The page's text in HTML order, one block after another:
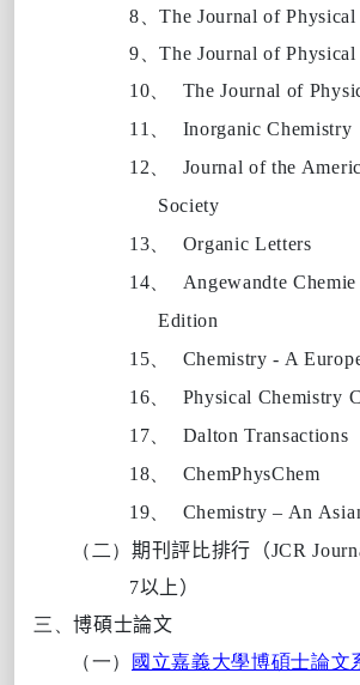
8、The Journal of
9、The Journal of
10、
The Journal of
11、
Inorganic Chemistry
12、
Journal of the
Society
13、
Organic Letters
14、
Angewandte
Edition
15、
Chemistry - A
16、
Physical Chemistry
17、
Dalton Transactions
18、
ChemPhysChem
19、
Chemistry – An
（二）期刊評比排行（JCR
7以上）
三、博碩士論文
（一）
國立嘉義大學博碩士論文